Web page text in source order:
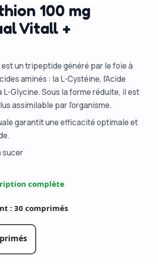
100 mg
Vitall +
un tripeptide généré par le foie à
aminés : la L-Cystéine, l’Acide
L-Glycine. Sous la forme réduite, il est
assimilable par l’organisme.
garantit une efficacité optimale et
sucer
complète
: 30 comprimés